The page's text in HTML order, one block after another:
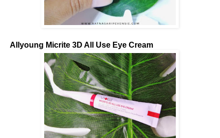
Allyoung Micrite 3D All Use Eye Cream